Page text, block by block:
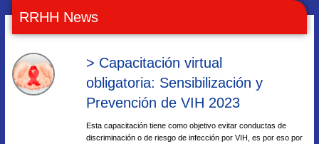
RRHH News
> Capacitación virtual
obligatoria: Sensibilización y
Prevención de VIH 2023
Esta capacitación tiene como objetivo evitar conductas de
discriminación o de riesgo de infección por VIH, es por eso por